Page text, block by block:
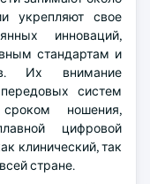
укрепляют свое
инноваций,
стандартам и
Их внимание
систем
ношения,
цифровой
клинический, так
стране.